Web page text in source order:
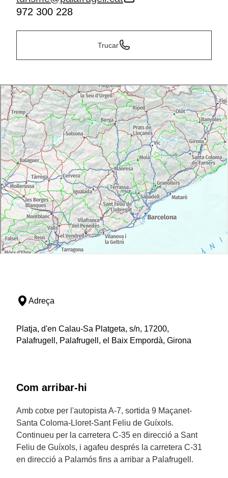
972 300 228
Trucar
Adreça
Platja, d'en Calau-Sa Platgeta, s/n, 17200,
Palafrugell, Palafrugell, el Baix Empordà, Girona
Com arribar-hi
Amb cotxe per l'autopista A-7, sortida 9 Maçanet-
Santa Coloma-Lloret-Sant Feliu de Guíxols.
Continueu per la carretera C-35 en direcció a Sant
Feliu de Guíxols, i agafeu després la carretera C-31
en direcció a Palamós fins a arribar a Palafrugell.